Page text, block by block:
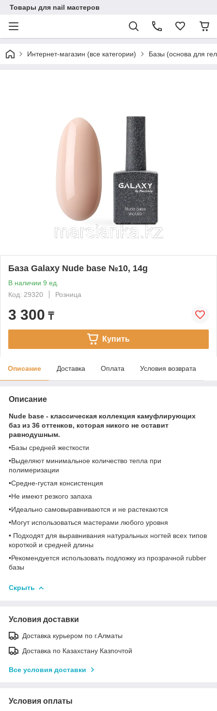
Товары для nail мастеров
Интернет-магазин (все категории) Базы (основа для
База Galaxy Nude base №10, 14g
В наличии 9 ед.
Код: 29320
Розница
3 300 ₸
Купить
Описание Доставка Оплата Условия возврата
Описание
Nude base - классическая коллекция камуфлирующих
баз из 36 оттенков, которая никого не оставит
равнодушным.
•Базы средней жесткости
•Выделяют минимальное количество тепла при
полимеризации
•Средне-густая консистенция
•Не имеют резкого запаха
•Идеально самовыравниваются и не растекаются
•Могут использоваться мастерами любого уровня
• Подходят для выравнивания натуральных ногтей всех типов
короткой и средней длины
•Рекомендуется использовать подложку из прозрачной rubber
базы
Скрыть
Условия доставки
Доставка курьером по г.Алматы
Доставка по Казахстану Казпочтой
Все условия доставки
Условия оплаты